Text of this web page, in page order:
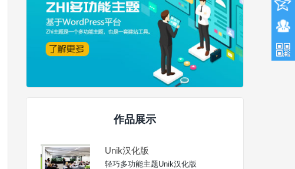
作品展示
Unik汉化版
轻巧多功能主题Unik汉化版